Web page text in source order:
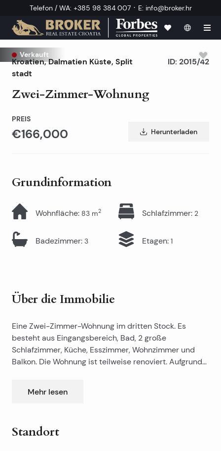
Telefon / WA: +385 98 384 007 · E: info@broker.hr
Verkauft
Kroatien,Dalmatien Küste, Split
stadt
Zwei-Zimmer-Wohnung
ID: 2015/42
PREIS
€166,000 Herunterladen
Grundinformation
Wohnfläche: 83 m2 Schlafzimmer: 2
Badezimmer: 3 Etagen: 1
Über die Immobilie
Eine Zwei-Zimmer-Wohnung im dritten Stock. Es
besteht aus Eingangsbereich, Bad, 2 große
Schlafzimmer, Küche, Esszimmer, Wohnzimmer und
Balkon. Die Wohnung ist teilweise renoviert. Aufgrund
Theater Split, Marmont Straße, der Bushaltestelle …
Mehr lesen
Standort